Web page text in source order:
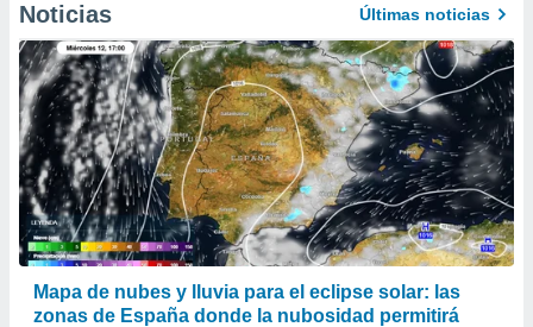
Noticias Últimas noticias
Mapa de nubes y lluvia para el eclipse solar: las
zonas de España donde la nubosidad permitirá